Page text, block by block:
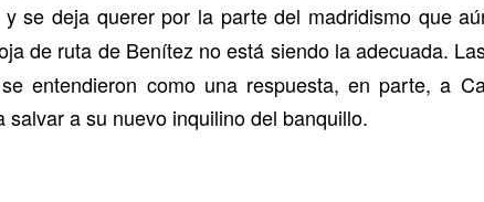
se deja querer por la parte del madridismo que
de ruta de Benítez no está siendo la adecuada.
entendieron como una respuesta, en parte, a
a su nuevo inquilino del banquillo.